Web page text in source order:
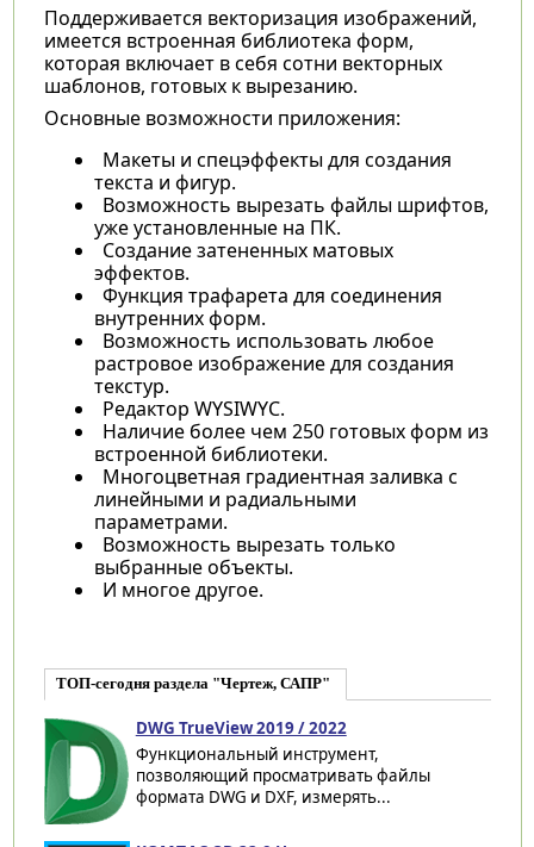
Поддерживается векторизация изображений,
имеется встроенная библиотека форм,
которая включает в себя сотни векторных
шаблонов, готовых к вырезанию.
Основные возможности приложения:
Макеты и спецэффекты для создания
текста и фигур.
Возможность вырезать файлы шрифтов,
уже установленные на ПК.
Создание затененных матовых
эффектов.
Функция трафарета для соединения
внутренних форм.
Возможность использовать любое
растровое изображение для создания
текстур.
Редактор WYSIWYC.
Наличие более чем 250 готовых форм из
встроенной библиотеки.
Многоцветная градиентная заливка с
линейными и радиальными
параметрами.
Возможность вырезать только
выбранные объекты.
И многое другое.
ТОП-сегодня раздела "Чертеж, САПР"
DWG TrueView 2019 / 2022
Функциональный инструмент,
позволяющий просматривать файлы
формата DWG и DXF, измерять...